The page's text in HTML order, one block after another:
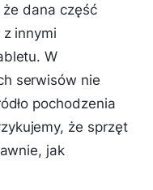
że dana część
innymi
W
serwisów nie
pochodzenia
że sprzęt
jak